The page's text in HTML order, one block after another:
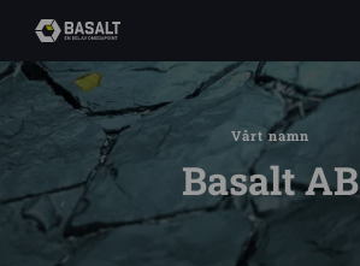
Vårt namn
Basalt AB